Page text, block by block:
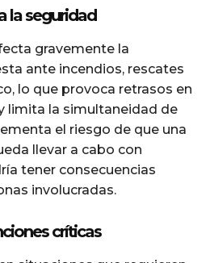
la seguridad
gravemente la
ante incendios, rescates
lo que provoca retrasos en
limita la simultaneidad de
el riesgo de que una
llevar a cabo con
tener consecuencias
involucradas.
críticas